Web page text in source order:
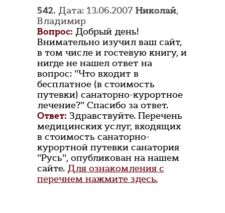
542. Дата: 13.06.2007 Николай,
Владимир
Вопрос: Добрый день!
Внимательно изучил ваш сайт,
в том числе и гостевую книгу, и
нигде не нашел ответ на
вопрос: "Что входит в
бесплатное (в стоимость
путевки) санаторно-курортное
лечение?" Спасибо за ответ.
Ответ: Здравствуйте. Перечень
медицинских услуг, входящих
в стоимость санаторно-
курортной путевки санатория
"Русь", опубликован на нашем
сайте. Для ознакомления с
перечнем нажмите здесь.